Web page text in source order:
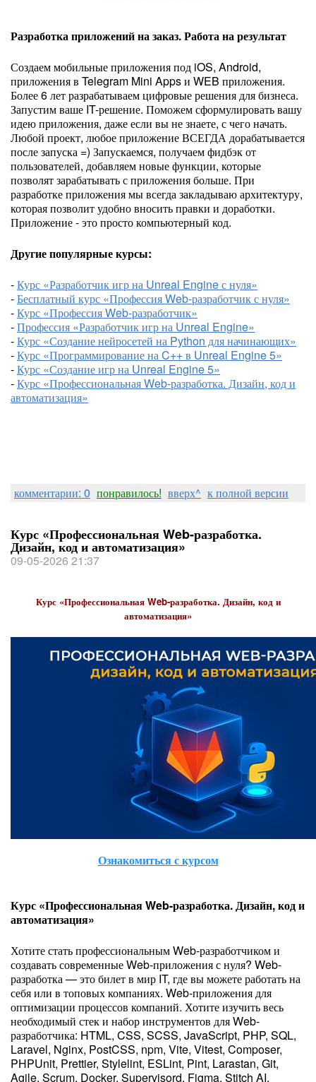
Разработка приложений на заказ. Работа на результат
Создаем мобильные приложения под iOS, Android,
приложения в Telegram Mini Apps и WEB приложения.
Более 6 лет разрабатываем цифровые решения для бизнеса.
Запустим ваше IT-решение. Поможем сформулировать вашу
идею приложения, даже если вы не знаете, с чего начать.
Любой проект, любое приложение ВСЕГДА дорабатывается
после запуска =) Запускаемся, получаем фидбэк от
пользователей, добавляем новые функции, которые
позволят зарабатывать с приложения больше. При
разработке приложения мы всегда закладываю архитектуру,
которая позволит удобно вносить правки и доработки.
Приложение - это просто компьютерный код.
Другие популярные курсы:
-Курс «Разработчик игр на Unreal Engine с нуля»
-Бесплатный курс «Профессия Web-разработчик с нуля»
-Курс «Профессия Web-разработчик»
-Профессия «Разработчик игр на Unreal Engine»
-Курс «Создание нейросетей на Python для начинающих»
-Курс «Программирование на C++ в Unreal Engine 5»
-Курс «Создание игр на Unreal Engine 5»
-Курс «Профессиональная Web-разработка. Дизайн, код и
автоматизация»
комментарии: 0 понравилось! вверх^ к полной версии
Курс «Профессиональная Web-разработка.
Дизайн, код и автоматизация»
09-05-2026 21:37
Курс «Профессиональная Web-разработка. Дизайн, код и
автоматизация»
Ознакомиться с курсом
Курс «Профессиональная Web-разработка. Дизайн, код и
автоматизация»
Хотите стать профессиональным Web-разработчиком и
создавать современные Web-приложения с нуля? Web-
разработка — это билет в мир IT, где вы можете работать на
себя или в топовых компаниях. Web‑приложения для
оптимизации процессов компаний. Хотите изучить весь
необходимый стек и набор инструментов для Web-
разработчика: HTML, CSS, SCSS, JavaScript, PHP, SQL,
Laravel, Nginx, PostCSS, npm, Vite, Vitest, Composer,
PHPUnit, Prettier, Stylelint, ESLint, Pint, Larastan, Git,
Agile, Scrum, Docker, Supervisord, Figma, Stitch AI,